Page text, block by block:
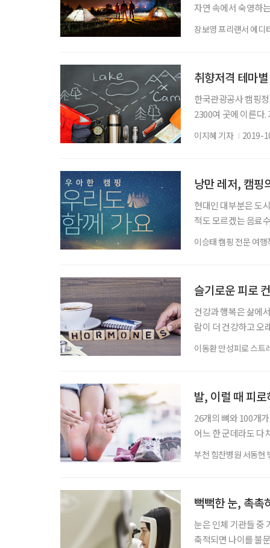
자연 속에서 숙영하
할 수 있다. 등산 중
중에 먹고 자는 행
장보영 프리랜서 에디
취향저격 테마
한국관광공사 캠핑
2300여 곳에 이른다
즘은 펜션이나 휴
캠핑장도 늘어났다
이지혜 기자 2019-
낭만 레저, 캠핑
현대인 대부분은 도
적도 모르겠는 음료
으로 거대 도시는
고 캠핑을 합니다.
이승태 캠핑 전문 여
슬기로운 피로
건강과 행복은 삶에
람이 더 건강하고 오
까? 또 그 행복을
이동환 만성피로 스트
발, 이럴 때 피로
26개의 뼈와 100개
어느 한 군데라도 다
뎌온 시니어의 발은
때는 몰랐던 발 관
부천 힘찬병원 서동현
뻑뻑한 눈, 촉촉
눈은 인체 기관들 중
축적되면 나이를 불